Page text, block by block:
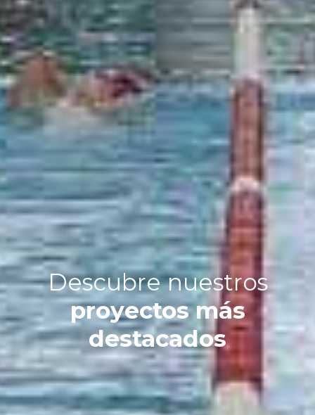
Descubre nuestros
proyectos más
destacados